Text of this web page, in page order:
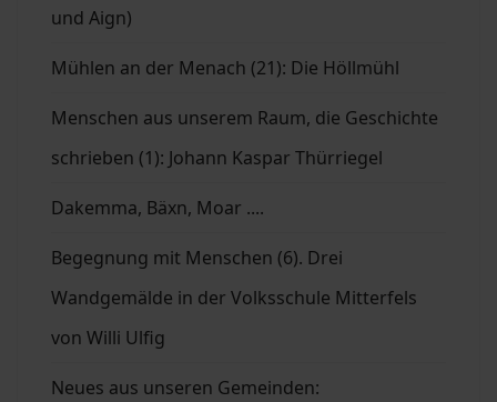
und Aign)
Mühlen an der Menach (21): Die Höllmühl
Menschen aus unserem Raum, die Geschichte
schrieben (1): Johann Kaspar Thürriegel
Dakemma, Bäxn, Moar ....
Begegnung mit Menschen (6). Drei
Wandgemälde in der Volksschule Mitterfels
von Willi Ulfig
Neues aus unseren Gemeinden: